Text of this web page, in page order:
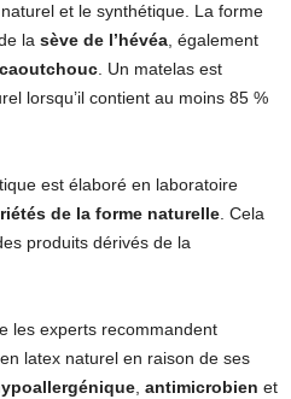
et le synthétique. La forme
la sève de l’hévéa, également
. Un matelas est
lorsqu’il contient au moins 85 %
est élaboré en laboratoire
de la forme naturelle. Cela
produits dérivés de la
les experts recommandent
latex naturel en raison de ses
, antimicrobien et